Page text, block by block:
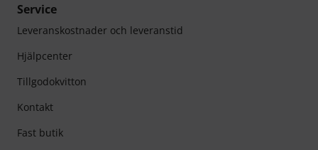
Service
Leveranskostnader och leveranstid
Hjälpcenter
Tillgodokvitton
Kontakt
Fast butik